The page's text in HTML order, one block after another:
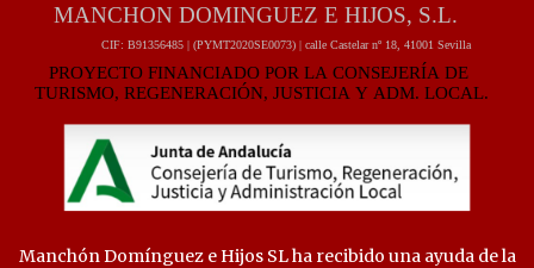
Manchón Domínguez e Hijos SL ha recibido una ayuda de la